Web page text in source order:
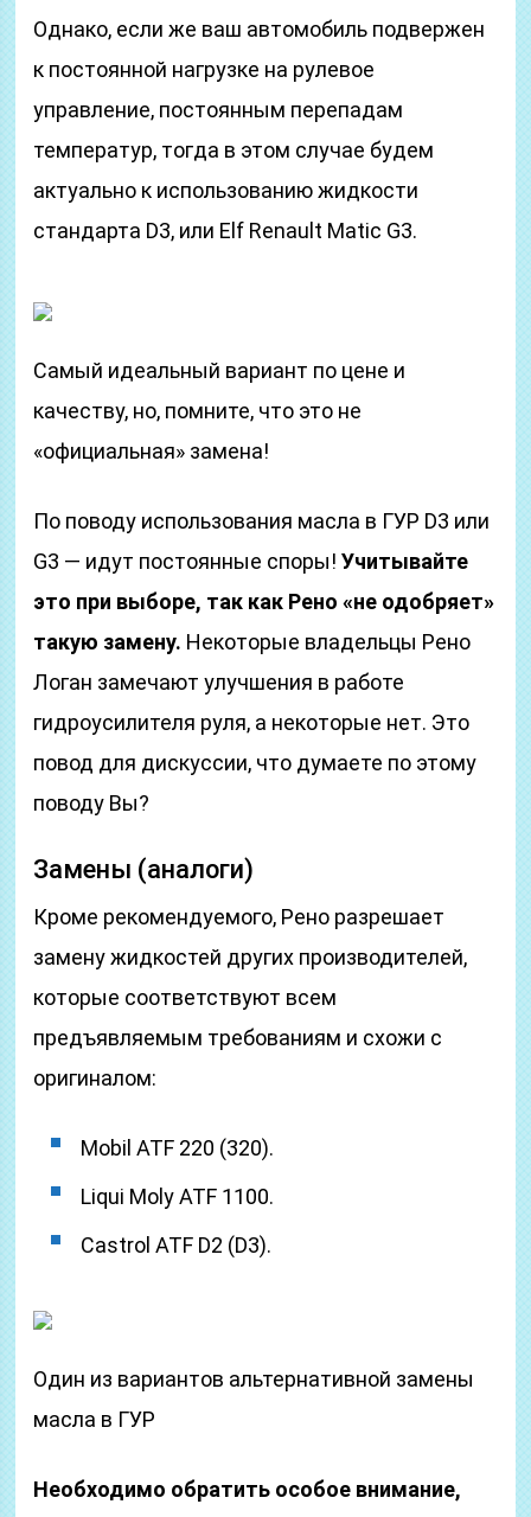
Однако, если же ваш автомобиль подвержен
к постоянной нагрузке на рулевое
управление, постоянным перепадам
температур, тогда в этом случае будем
актуально к использованию жидкости
стандарта D3, или Elf Renault Matic G3.
Самый идеальный вариант по цене и
качеству, но, помните, что это не
«официальная» замена!
По поводу использования масла в ГУР D3 или
G3 — идут постоянные споры!Учитывайте
это при выборе, так как Рено «не одобряет»
такую замену. Некоторые владельцы Рено
Логан замечают улучшения в работе
гидроусилителя руля, а некоторые нет. Это
повод для дискуссии, что думаете по этому
поводу Вы?
Замены (аналоги)
Кроме рекомендуемого, Рено разрешает
замену жидкостей других производителей,
которые соответствуют всем
предъявляемым требованиям и схожи с
оригиналом:
Mobil ATF 220 (320).
Liqui Moly ATF 1100.
Castrol ATF D2 (D3).
Один из вариантов альтернативной замены
масла в ГУР
Необходимо обратить особое внимание,